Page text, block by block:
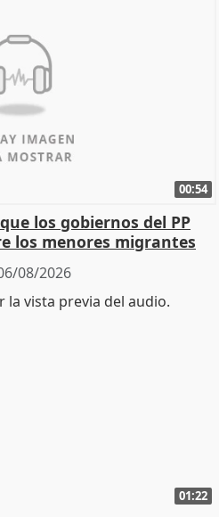
00:54
los gobiernos del PP
los menores migrantes
08/2026
01:22